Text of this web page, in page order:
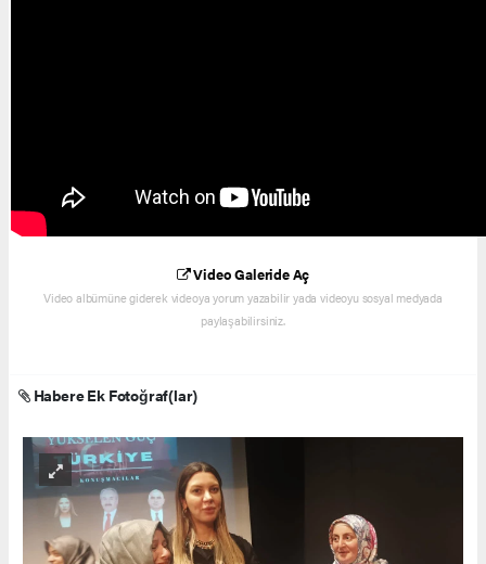
Video Galeride Aç
Video albümüne giderek videoya yorum yazabilir yada videoyu sosyal medyada
paylaşabilirsiniz.
Habere Ek Fotoğraf(lar)